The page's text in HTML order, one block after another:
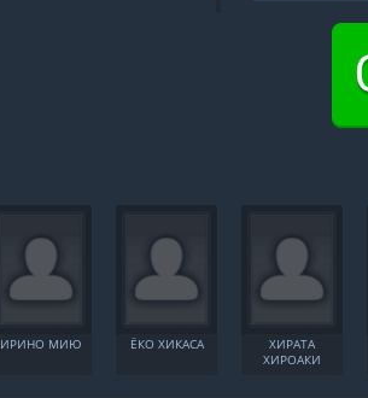
ИРИНО МИЮ ЁКО ХИКАСА
ХИРАТА
ХИРОАКИ